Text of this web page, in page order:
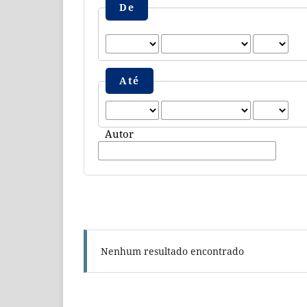
De
Até
Autor
Nenhum resultado encontrado